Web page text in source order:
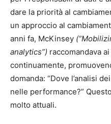
dare la priorità al
un approccio al
anni fa, McKinsey
analytics”) raccomandava
continuamente,
domanda: “Dove l’analisi
nelle performance?”
molto attuali.